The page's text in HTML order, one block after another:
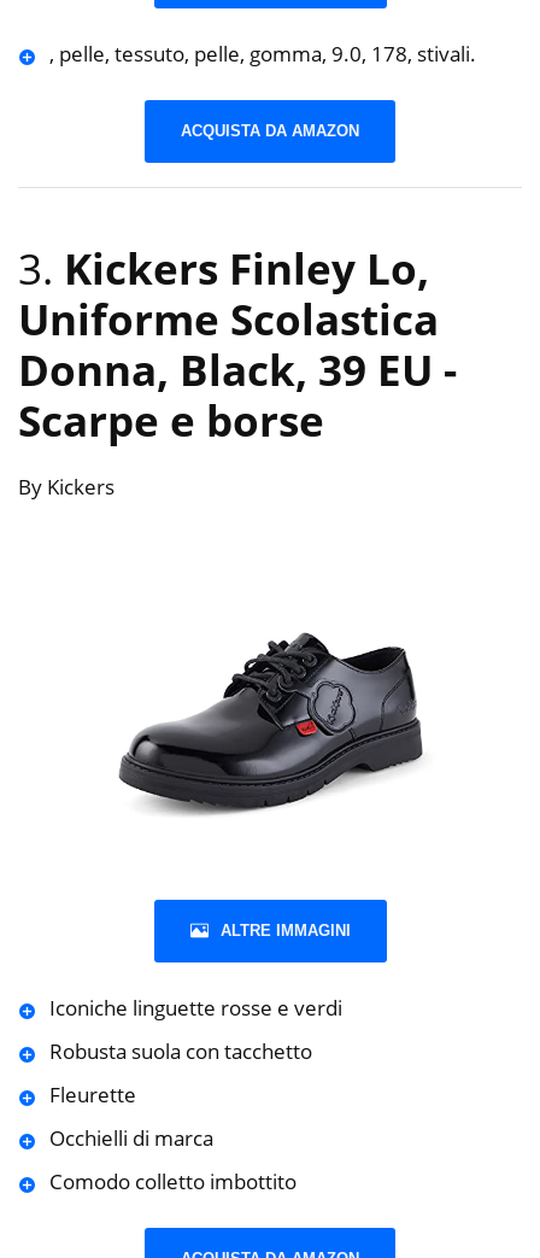
, pelle, tessuto, pelle, gomma, 9.0, 178, stivali.
ACQUISTA DA AMAZON
3. Kickers Finley Lo,
Uniforme Scolastica
Donna, Black, 39 EU -
Scarpe e borse
By Kickers
ALTRE IMMAGINI
Iconiche linguette rosse e verdi
Robusta suola con tacchetto
Fleurette
Occhielli di marca
Comodo colletto imbottito